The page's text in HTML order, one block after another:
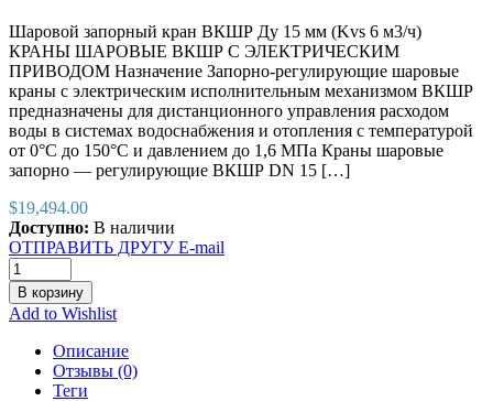
Шаровой запорный кран ВКШР Ду 15 мм (Kvs 6 м3/ч)
КРАНЫ ШАРОВЫЕ ВКШР С ЭЛЕКТРИЧЕСКИМ
ПРИВОДОМ Назначение Запорно-регулирующие шаровые
краны с электрическим исполнительным механизмом ВКШР
предназначены для дистанционного управления расходом
воды в системах водоснабжения и отопления с температурой
от 0°С до 150°С и давлением до 1,6 МПа Краны шаровые
запорно — регулирующие ВКШР DN 15 […]
$19,494.00
Доступно: В наличии
ОТПРАВИТЬ ДРУГУ E-mail
В корзину
Add to Wishlist
Описание
Отзывы (0)
Теги